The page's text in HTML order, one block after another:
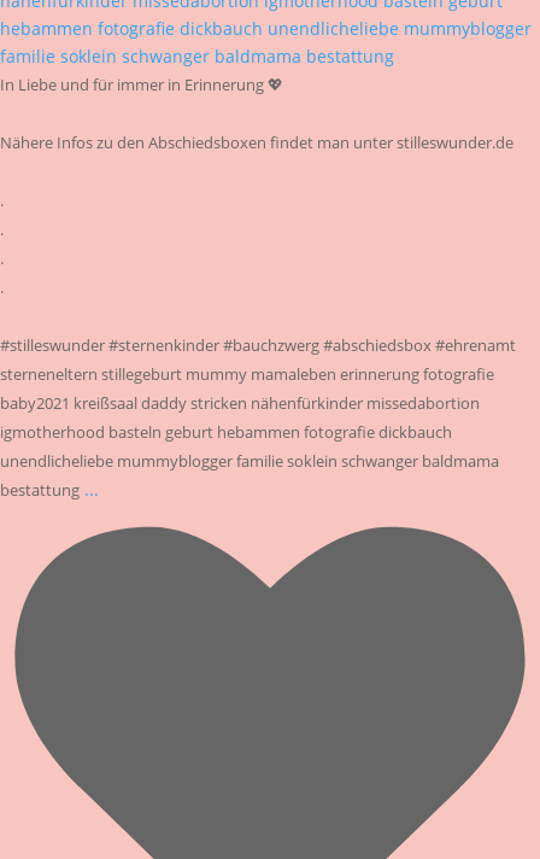
In Liebe und für immer in Erinnerung 💖
Nähere Infos zu den Abschiedsboxen findet man unter stilleswunder.de
.
.
.
.
#stilleswunder #sternenkinder #bauchzwerg #abschiedsbox #ehrenamt
sterneneltern stillegeburt mummy mamaleben erinnerung fotografie
baby2021 kreißsaal daddy stricken nähenfürkinder missedabortion
igmotherhood basteln geburt hebammen fotografie dickbauch
unendlicheliebe mummyblogger familie soklein schwanger baldmama
bestattung ...